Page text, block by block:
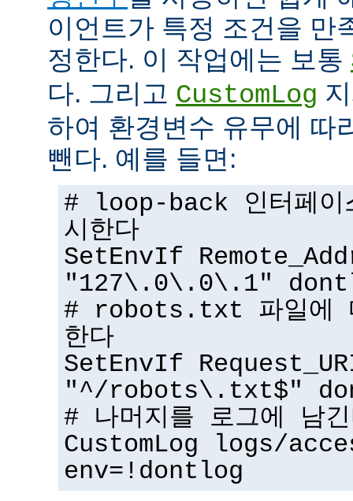
이언트가 특정 조건을 만
정한다. 이 작업에는 보통
다. 그리고 CustomLog
하여 환경변수 유무에 따
뺀다. 예를 들면:
# loop-back 인터페이
시한다
SetEnvIf
"127\.0\.0\.1"
# robots.txt 파일에
한다
SetEnvIf
"^/robots\.txt$"
# 나머지를 로그에 남
CustomLog logs/
env=!dontlog